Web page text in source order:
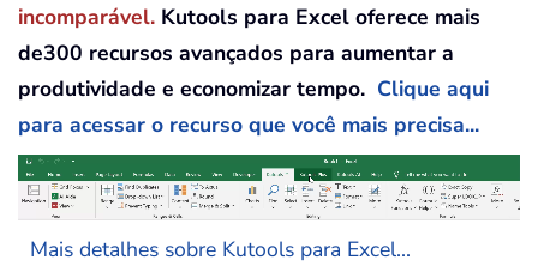
incomparável. Kutools para Excel oferece mais
de300 recursos avançados para aumentar a
produtividade e economizar tempo. Clique aqui
para acessar o recurso que você mais precisa...
Mais detalhes sobre Kutools para Excel...